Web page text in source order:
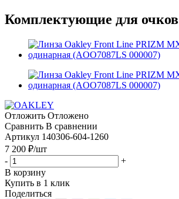
Комплектующие для очков
Отложить Отложено
Сравнить В сравнении
Артикул 140306-604-1260
7 200 ₽/шт
-
+
В корзину
Купить в 1 клик
Поделиться